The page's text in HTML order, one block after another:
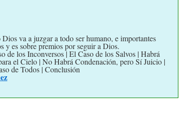
va a juzgar a todo ser humano, e importantes
y es sobre premios por seguir a Dios.
de los Inconversos | El Caso de los Salvos | Habrá
el Cielo | No Habrá Condenación, pero Sí Juicio |
de Todos | Conclusión